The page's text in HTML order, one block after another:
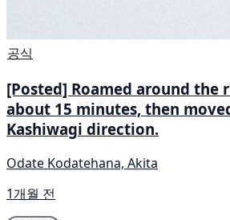
공식
[Posted] Roamed around the
about 15 minutes, then
Kashiwagi direction.
Odate Kodatehana, Akita
1개월 전